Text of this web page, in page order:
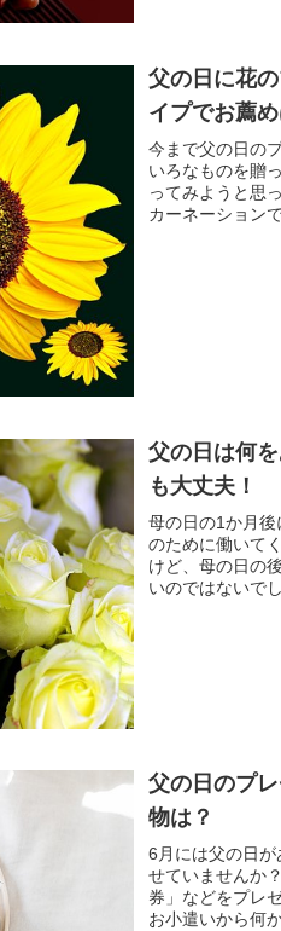
父の日に花
イプでお薦め
今まで父の日の
いろなものを贈
ってみようと思
カーネーション
父の日は何
も大丈夫！
母の日の1か月
のために働いて
けど、母の日の
いのではないで
父の日のプ
物は？
6月には父の日
せていませんか
券」などをプレ
お小遣いから何